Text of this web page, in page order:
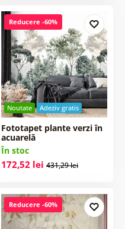
Noutate Adeziv gratis
Reducere -60%
Fototapet plante verzi în
acuarelă
În stoc
172,52 lei 431,29 lei
Reducere -60%